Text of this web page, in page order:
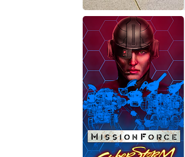
WAT?